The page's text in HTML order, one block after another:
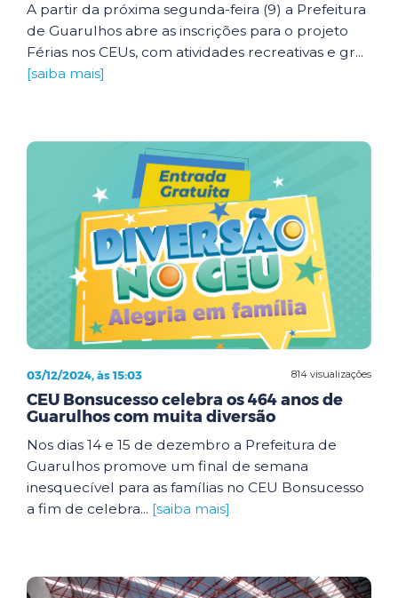
A partir da próxima segunda-feira (9) a Prefeitura
de Guarulhos abre as inscrições para o projeto
Férias nos CEUs, com atividades recreativas e gr...
[saiba mais]
814 visualizações
03/12/2024, às 15:03
CEU Bonsucesso celebra os 464 anos de
Guarulhos com muita diversão
Nos dias 14 e 15 de dezembro a Prefeitura de
Guarulhos promove um final de semana
inesquecível para as famílias no CEU Bonsucesso
a fim de celebra... [saiba mais]